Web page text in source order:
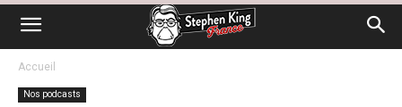
Accueil
Nos podcasts